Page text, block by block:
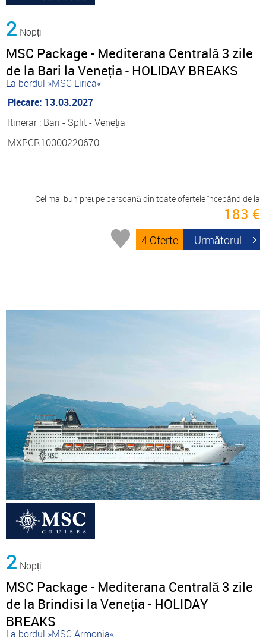
2 Nopți
MSC Package - Mediterana Centrală 3 zile
de la Bari la Veneția - HOLIDAY BREAKS
La bordul »MSC Lirica«
Plecare: 13.03.2027
Itinerar : Bari - Split - Veneția
MXPCR10000220670
Cel mai bun preț pe persoană din toate ofertele începând de la
183 €
4 Oferte Următorul
2 Nopți
MSC Package - Mediterana Centrală 3 zile
de la Brindisi la Veneția - HOLIDAY
BREAKS
La bordul »MSC Armonia«